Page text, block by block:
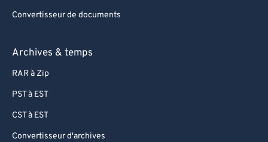
Convertisseur de documents
Archives & temps
RAR à Zip
PST à EST
CST à EST
Convertisseur d'archives